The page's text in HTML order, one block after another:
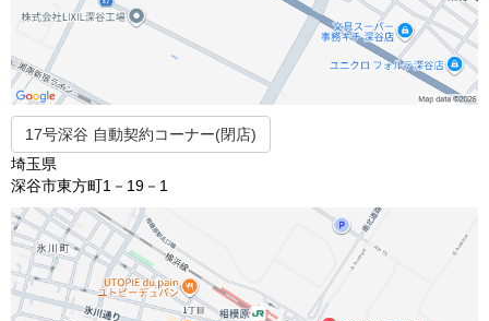
17号深谷 自動契約コーナー(閉店)
埼玉県
深谷市東方町1－19－1